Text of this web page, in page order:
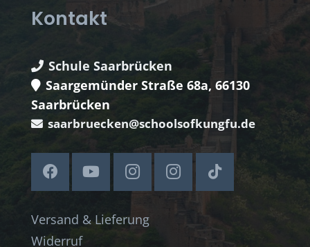
Kontakt
Schule Saarbrücken
Saargemünder Straße 68a, 66130
Saarbrücken
saarbruecken@schoolsofkungfu.de
Versand & Lieferung
Widerruf